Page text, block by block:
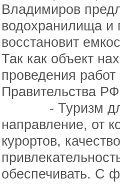
Владимиров
водохранилища и
восстановит
Так как объект
проведения
Правительства
- Туризм д
направление, от
курортов,
обеспечивать. С